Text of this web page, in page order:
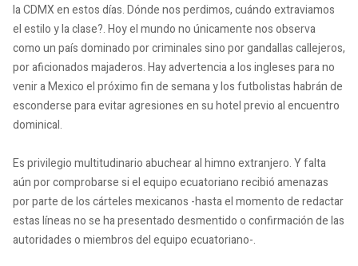
la CDMX en estos días. Dónde nos perdimos, cuándo extraviamos
el estilo y la clase?. Hoy el mundo no únicamente nos observa
como un país dominado por criminales sino por gandallas callejeros,
por aficionados majaderos. Hay advertencia a los ingleses para no
venir a Mexico el próximo fin de semana y los futbolistas habrán de
esconderse para evitar agresiones en su hotel previo al encuentro
dominical.
Es privilegio multitudinario abuchear al himno extranjero. Y falta
aún por comprobarse si el equipo ecuatoriano recibió amenazas
por parte de los cárteles mexicanos -hasta el momento de redactar
estas líneas no se ha presentado desmentido o confirmación de las
autoridades o miembros del equipo ecuatoriano-.